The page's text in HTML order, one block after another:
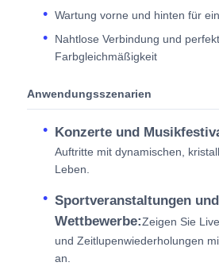
Wartung vorne und hinten für
Nahtlose Verbindung und
Farbgleichmäßigkeit
Anwendungsszenarien
Konzerte und
Auftritte mit dynamischen,
Leben.
Sportveranstaltungen und
Wettbewerbe:Zeigen Sie
und Zeitlupenwiederholungen
an.